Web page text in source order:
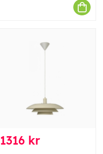
1316 kr